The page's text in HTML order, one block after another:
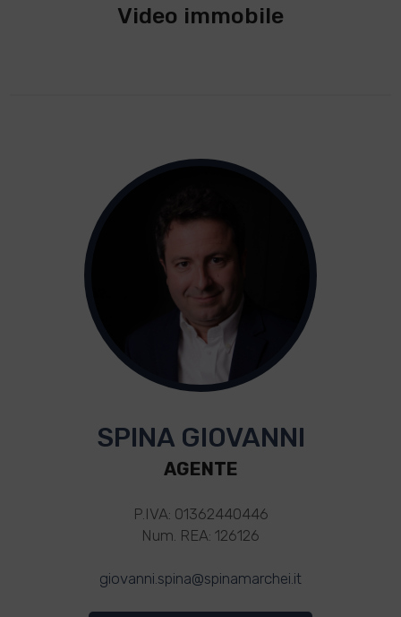
Video immobile
SPINA GIOVANNI
AGENTE
P.IVA: 01362440446
Num. REA: 126126
giovanni.spina@spinamarchei.it